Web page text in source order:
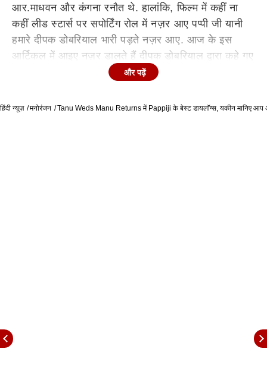
आर.माधवन और कंगना रनौत थे. हालांकि, फिल्म में कहीं ना
कहीं लीड स्टार्स पर सपोर्टिंग रोल में नज़र आए पप्पी जी यानी
हमारे दीपक डोबरियाल भारी पड़ते नज़र आए. आज के इस
आर्टिकल में आइए नज़र डालते हैं दीपक डोबरियाल द्वारा कहे गए
फिल्म 'तनु वेड्स मनु' के कुछ बेहद कॉमिक डायलॉग्स पर...
दीपक डोबरियाल बस से कंगना रनौत का पीछा करते दिखाए गए
और पढ़ें
हिंदी न्यूज़ मनोरंजन Tanu Weds Manu Returns में Pappiji के बेस्ट डायलॉग्स, यकीन मानिए आप